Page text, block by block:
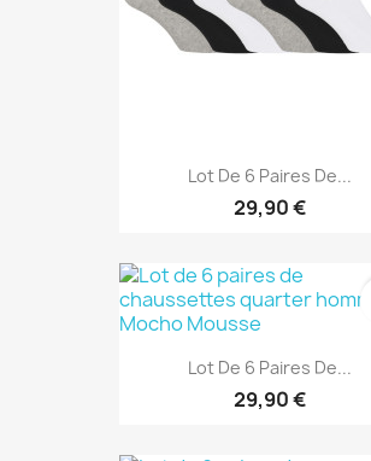
Lot De 6 Paires De...
29,90 €
Lot De 6 Paires De...
29,90 €